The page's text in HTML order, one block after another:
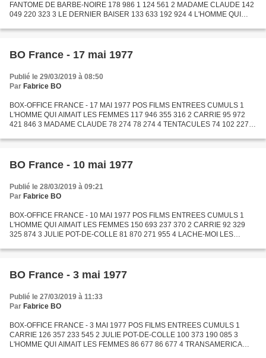
FANTOME DE BARBE-NOIRE 178 986 1 124 561 2 MADAME CLAUDE 142
049 220 323 3 LE DERNIER BAISER 133 633 192 924 4 L'HOMME QUI
AVENTURES...
BO France - 17 mai 1977
Publié le 29/03/2019 à 08:50
Par Fabrice BO
BOX-OFFICE FRANCE - 17 MAI 1977 POS FILMS ENTREES CUMULS 1
L'HOMME QUI AIMAIT LES FEMMES 117 946 355 316 2 CARRIE 95 972
421 846 3 MADAME CLAUDE 78 274 78 274 4 TENTACULES 74 102 227
COLLE 62...
BO France - 10 mai 1977
Publié le 28/03/2019 à 09:21
Par Fabrice BO
BOX-OFFICE FRANCE - 10 MAI 1977 POS FILMS ENTREES CUMULS 1
L'HOMME QUI AIMAIT LES FEMMES 150 693 237 370 2 CARRIE 92 329
325 874 3 JULIE POT-DE-COLLE 81 870 271 955 4 LACHE-MOI LES
112...
BO France - 3 mai 1977
Publié le 27/03/2019 à 11:33
Par Fabrice BO
BOX-OFFICE FRANCE - 3 MAI 1977 POS FILMS ENTREES CUMULS 1
CARRIE 126 357 233 545 2 JULIE POT-DE-COLLE 100 373 190 085 3
L'HOMME QUI AIMAIT LES FEMMES 86 677 86 677 4 TRANSAMERICA